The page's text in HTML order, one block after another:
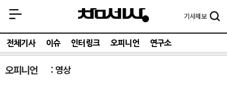
기사제보
전체기사 이슈 인터링크 오피니언 연구소
오피니언 영상